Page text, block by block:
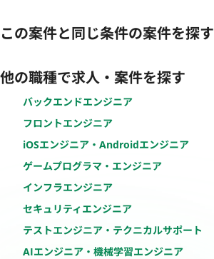
この案件と同じ条件の案件を探す
他の職種で求人・案件を探す
バックエンドエンジニア
フロントエンジニア
iOSエンジニア・Androidエンジニア
ゲームプログラマ・エンジニア
インフラエンジニア
セキュリティエンジニア
テストエンジニア・テクニカルサポート
AIエンジニア・機械学習エンジニア